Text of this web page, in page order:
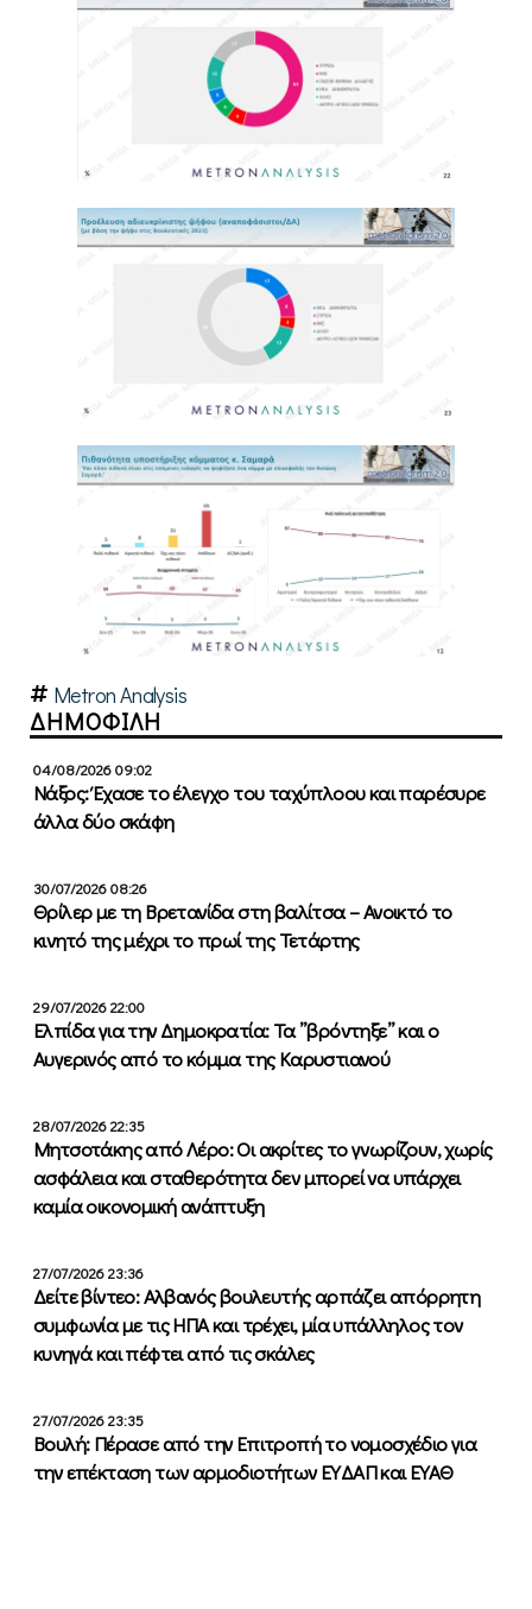
Metron Analysis
ΔΗΜΟΦΙΛΗ
04/08/2026 09:02
Νάξος: Έχασε το έλεγχο του ταχύπλοου και παρέσυρε
άλλα δύο σκάφη
30/07/2026 08:26
Θρίλερ με τη Βρετανίδα στη βαλίτσα – Ανοικτό το
κινητό της μέχρι το πρωί της Τετάρτης
29/07/2026 22:00
Ελπίδα για την Δημοκρατία: Τα ”βρόντηξε” και ο
Αυγερινός από το κόμμα της Καρυστιανού
28/07/2026 22:35
Μητσοτάκης από Λέρο: Οι ακρίτες το γνωρίζουν, χωρίς
ασφάλεια και σταθερότητα δεν μπορεί να υπάρχει
καμία οικονομική ανάπτυξη
27/07/2026 23:36
Δείτε βίντεο: Αλβανός βουλευτής αρπάζει απόρρητη
συμφωνία με τις ΗΠΑ και τρέχει, μία υπάλληλος τον
κυνηγά και πέφτει από τις σκάλες
27/07/2026 23:35
Βουλή: Πέρασε από την Επιτροπή το νομοσχέδιο για
την επέκταση των αρμοδιοτήτων ΕΥΔΑΠ και ΕΥΑΘ